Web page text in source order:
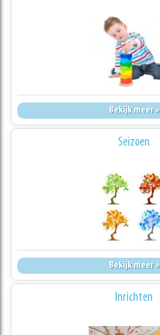
Bekijk meer »
Seizoen
Bekijk meer »
Inrichten